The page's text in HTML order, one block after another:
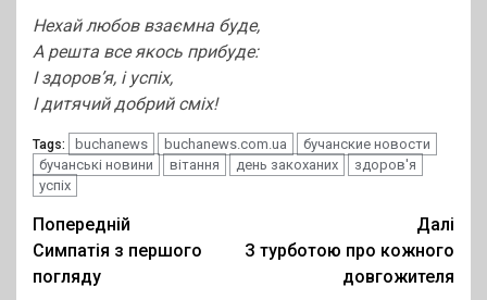
Нехай любов взаємна буде,
А решта все якось прибуде:
І здоров’я, і успіх,
І дитячий добрий сміх!
Tags: buchanews buchanews.com.ua
бучанские новости
бучанські новини
вітання день закоханих
здоров'я
успіх
Post
navigation
Попередній
Симпатія з першого
погляду
Далі
З турботою про кожного
довгожителя